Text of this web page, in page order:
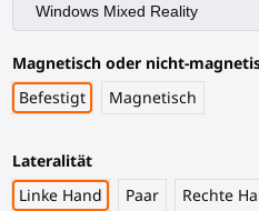
Magnetisch oder nicht-
Befestigt
Magnetisch
Lateralität
Linke Hand
Paar Rechte